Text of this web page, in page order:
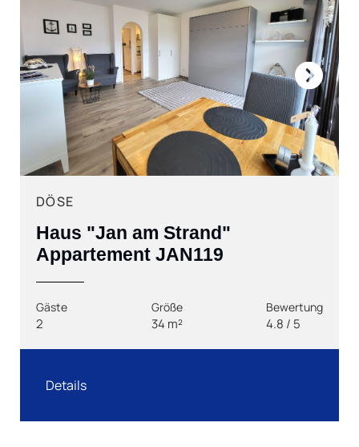
Next
DÖSE
Haus "Jan am Strand"
Appartement JAN119
Gäste
2
Größe
34 m²
Bewertung
4.8 / 5
Details